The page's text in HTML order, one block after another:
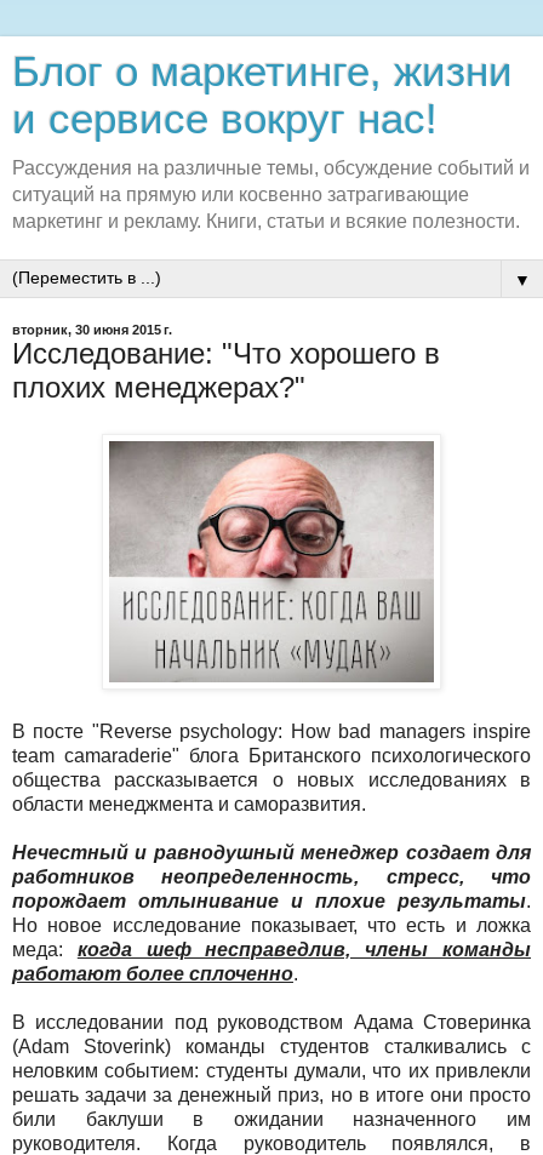
Блог о маркетинге, жизни
и сервисе вокруг нас!
Рассуждения на различные темы, обсуждение событий и
ситуаций на прямую или косвенно затрагивающие
маркетинг и рекламу. Книги, статьи и всякие полезности.
▼
вторник, 30 июня 2015 г.
Исследование: "Что хорошего в
плохих менеджерах?"
В посте "Reverse psychology: How bad managers inspire
team camaraderie" блога Британского психологического
общества рассказывается о новых исследованиях в
области менеджмента и саморазвития.
Нечестный и равнодушный менеджер создает для
работников неопределенность, стресс, что
порождает отлынивание и плохие результаты.
Но новое исследование показывает, что есть и ложка
меда: когда шеф несправедлив, члены команды
работают более сплоченно.
В исследовании под руководством Адама Стоверинка
(Adam Stoverink) команды студентов сталкивались с
неловким событием: студенты думали, что их привлекли
решать задачи за денежный приз, но в итоге они просто
били баклуши в ожидании назначенного им
руководителя. Когда руководитель появлялся, в